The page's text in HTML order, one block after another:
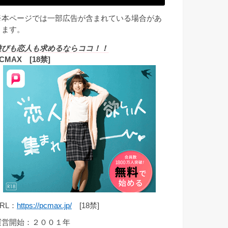
ページでは一部広告が含まれている場合があ
す。
びも恋人も求めるならココ！！
[18禁]
： https://pcmax.jp/ [18禁]
営開始：２００１年